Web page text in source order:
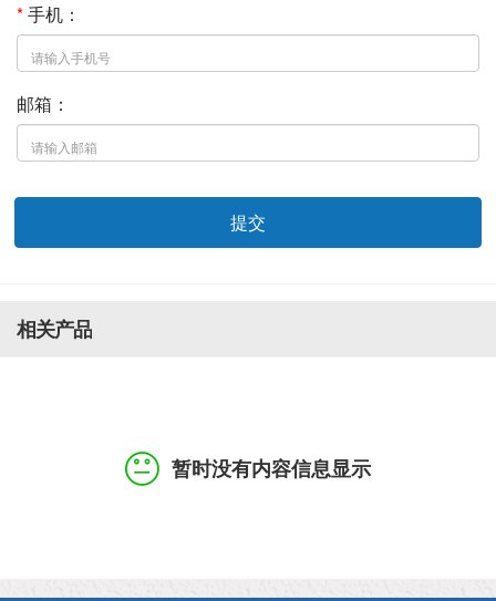
*手机：
邮箱：
提交
相关产品
暂时没有内容信息显示